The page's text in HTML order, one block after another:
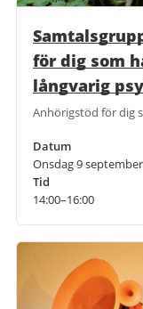
för dig som
långvarig
Anhörigstöd för dig
Datum
Onsdag 9 september
Tid
14:00–16:00